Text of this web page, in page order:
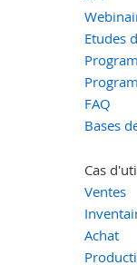
Etudes
FAQ
Bases
Cas
Ventes
Achat